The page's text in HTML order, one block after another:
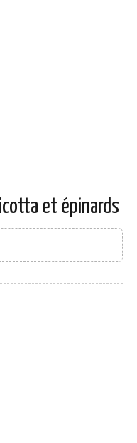
et épinards